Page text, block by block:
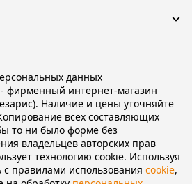
фирменный интернет-магазин
Наличие и цены уточняйте
всех составляющих
то ни было форме без
владельцев авторских прав
технологию cookie. Используя
с правилами использования cookie,
данных